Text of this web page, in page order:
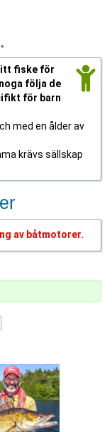
fiske för
följa de
för barn
med en ålder av
krävs sällskap
av båtmotorer.